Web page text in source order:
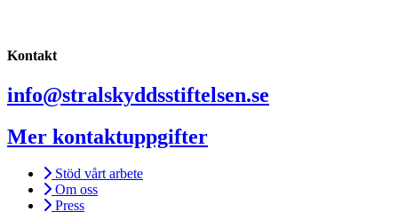
Kontakt
info@stralskyddsstiftelsen.se
Mer kontaktuppgifter
Stöd vårt arbete
Om oss
Press